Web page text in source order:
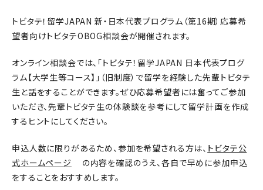
トビタテ！留学JAPAN 新・日本代表プログラム（第16期）応募希
望者向けトビタテOBOG相談会が開催されます。
オンライン相談会では、「トビタテ！留学JAPAN 日本代表プログ
ラム【大学生等コース】」（旧制度）で留学を経験した先輩トビタテ
生と話をすることができます。ぜひ応募希望者には奮ってご参加
いただき、先輩トビタテ生の体験談を参考にして留学計画を作成
するヒントにしてください。
申込人数に限りがあるため、参加を希望される方は、 トビタテ公
式ホームページ
の内容を確認のうえ、各自で早めに参加申込
をすることをおすすめします。